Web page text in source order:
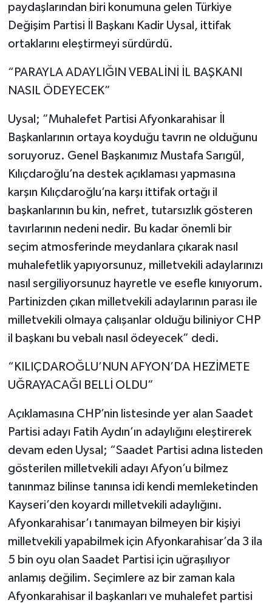
paydaşlarından biri konumuna gelen Türkiye
Değişim Partisi İl Başkanı Kadir Uysal, ittifak
ortaklarını eleştirmeyi sürdürdü.
“PARAYLA ADAYLIĞIN VEBALİNİ İL BAŞKANI
NASIL ÖDEYECEK”
Uysal; ”Muhalefet Partisi Afyonkarahisar İl
Başkanlarının ortaya koyduğu tavrın ne olduğunu
soruyoruz. Genel Başkanımız Mustafa Sarıgül,
Kılıçdaroğlu’na destek açıklaması yapmasına
karşın Kılıçdaroğlu’na karşı ittifak ortağı il
başkanlarının bu kin, nefret, tutarsızlık gösteren
tavırlarının nedeni nedir. Bu kadar önemli bir
seçim atmosferinde meydanlara çıkarak nasıl
muhalefetlik yapıyorsunuz, milletvekili adaylarınızı
nasıl sergiliyorsunuz hayretle ve esefle kınıyorum.
Partinizden çıkan milletvekili adaylarının parası ile
milletvekili olmaya çalışanlar olduğu biliniyor CHP
il başkanı bu vebalı nasıl ödeyecek” dedi.
“KILIÇDAROĞLU’NUN AFYON’DA HEZİMETE
UĞRAYACAĞI BELLİ OLDU”
Açıklamasına CHP’nin listesinde yer alan Saadet
Partisi adayı Fatih Aydın’ın adaylığını eleştirerek
devam eden Uysal; “Saadet Partisi adına listeden
gösterilen milletvekili adayı Afyon’u bilmez
tanınmaz bilinse tanınsa idi kendi memleketinden
Kayseri’den koyardı milletvekili adaylığını.
Afyonkarahisar’ı tanımayan bilmeyen bir kişiyi
milletvekili yapabilmek için Afyonkarahisar’da 3 ila
5 bin oyu olan Saadet Partisi için uğraşılıyor
anlamış değilim. Seçimlere az bir zaman kala
Afyonkarahisar il başkanları ve muhalefet partisi